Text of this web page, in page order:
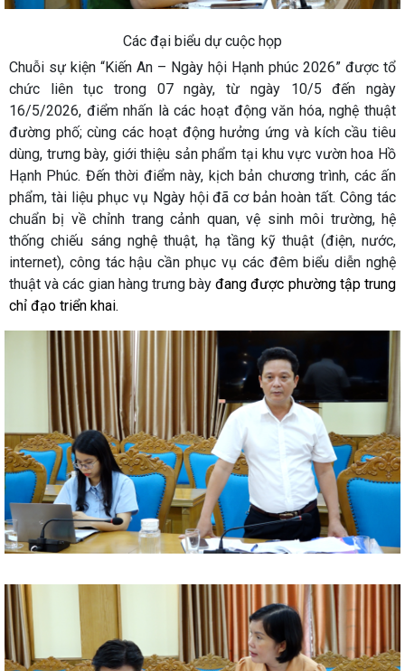
Các đại biểu dự cuộc họp
Chuỗi sự kiện “Kiến An – Ngày hội Hạnh phúc 2026” được tổ
chức liên tục trong 07 ngày, từ ngày 10/5 đến ngày
16/5/2026, điểm nhấn là các hoạt động văn hóa, nghệ thuật
đường phố; cùng các hoạt động hưởng ứng và kích cầu tiêu
dùng, trưng bày, giới thiệu sản phẩm tại khu vực vườn hoa Hồ
Hạnh Phúc. Đến thời điểm này, kịch bản chương trình, các ấn
phẩm, tài liệu phục vụ Ngày hội đã cơ bản hoàn tất. Công tác
chuẩn bị về chỉnh trang cảnh quan, vệ sinh môi trường, hệ
thống chiếu sáng nghệ thuật, hạ tầng kỹ thuật (điện, nước,
internet), công tác hậu cần phục vụ các đêm biểu diễn nghệ
thuật và các gian hàng trưng bàyđang được phường tập trung
chỉ đạo triển khai.